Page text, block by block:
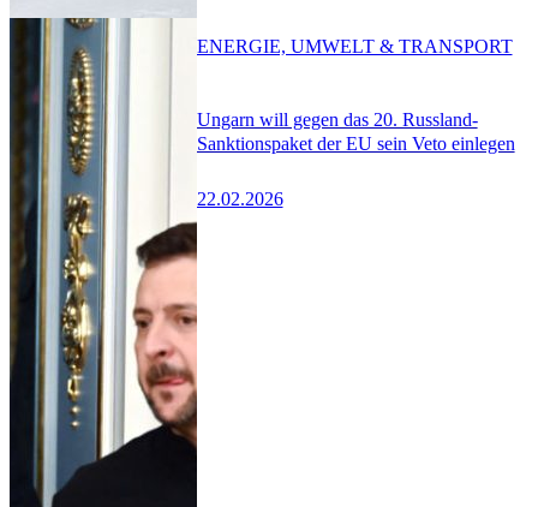
Ungarn will gegen das 20. Russland-
Sanktionspaket der EU sein Veto einlegen
22.02.2026
ENERGIE, UMWELT & TRANSPORT